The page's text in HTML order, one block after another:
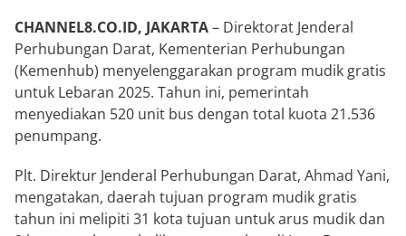
CHANNEL8.CO.ID, JAKARTA– Direktorat Jenderal
Perhubungan Darat, Kementerian Perhubungan
(Kemenhub) menyelenggarakan program mudik gratis
untuk Lebaran 2025. Tahun ini, pemerintah
menyediakan 520 unit bus dengan total kuota 21.536
penumpang.
Plt. Direktur Jenderal Perhubungan Darat, Ahmad Yani,
mengatakan, daerah tujuan program mudik gratis
tahun ini melipiti 31 kota tujuan untuk arus mudik dan